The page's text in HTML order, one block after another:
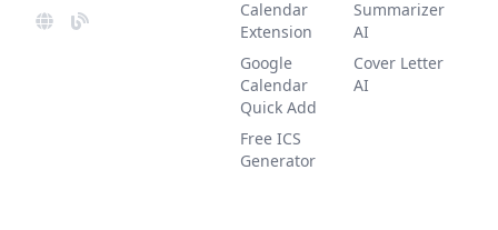
Calendar
Extension
Google
Calendar
Quick Add
Free ICS
Generator
Summarizer
AI
Cover Letter
AI